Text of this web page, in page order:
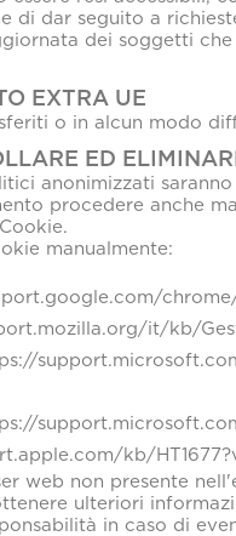
di dar seguito a
dei soggetti
EXTRA UE
o in alcun modo
ED
anonimizzati
procedere anche
manualmente:
it/kb/
kb/
web non presente
ulteriori
in caso di